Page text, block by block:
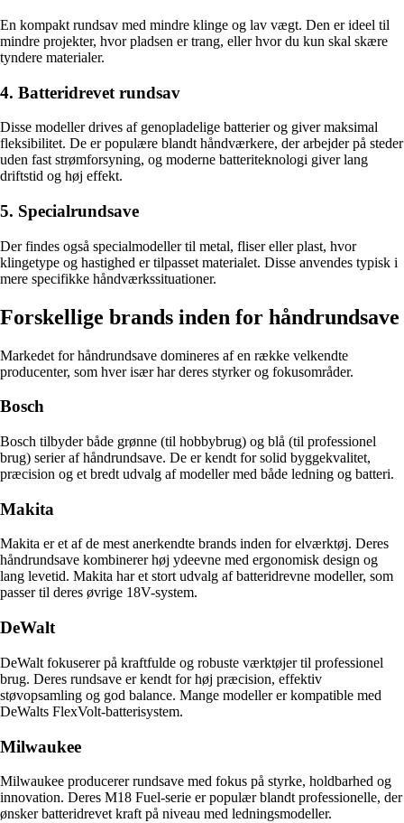
En kompakt rundsav med mindre klinge og lav vægt. Den er ideel til
mindre projekter, hvor pladsen er trang, eller hvor du kun skal skære
tyndere materialer.
4. Batteridrevet rundsav
Disse modeller drives af genopladelige batterier og giver maksimal
fleksibilitet. De er populære blandt håndværkere, der arbejder på steder
uden fast strømforsyning, og moderne batteriteknologi giver lang
driftstid og høj effekt.
5. Specialrundsave
Der findes også specialmodeller til metal, fliser eller plast, hvor
klingetype og hastighed er tilpasset materialet. Disse anvendes typisk i
mere specifikke håndværkssituationer.
Forskellige brands inden for håndrundsave
Markedet for håndrundsave domineres af en række velkendte
producenter, som hver især har deres styrker og fokusområder.
Bosch
Bosch tilbyder både grønne (til hobbybrug) og blå (til professionel
brug) serier af håndrundsave. De er kendt for solid byggekvalitet,
præcision og et bredt udvalg af modeller med både ledning og batteri.
Makita
Makita er et af de mest anerkendte brands inden for elværktøj. Deres
håndrundsave kombinerer høj ydeevne med ergonomisk design og
lang levetid. Makita har et stort udvalg af batteridrevne modeller, som
passer til deres øvrige 18V-system.
DeWalt
DeWalt fokuserer på kraftfulde og robuste værktøjer til professionel
brug. Deres rundsave er kendt for høj præcision, effektiv
støvopsamling og god balance. Mange modeller er kompatible med
DeWalts FlexVolt-batterisystem.
Milwaukee
Milwaukee producerer rundsave med fokus på styrke, holdbarhed og
innovation. Deres M18 Fuel-serie er populær blandt professionelle, der
ønsker batteridrevet kraft på niveau med ledningsmodeller.